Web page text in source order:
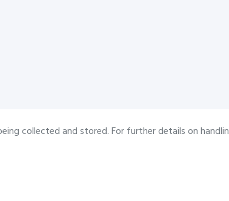
collected and stored. For further details on